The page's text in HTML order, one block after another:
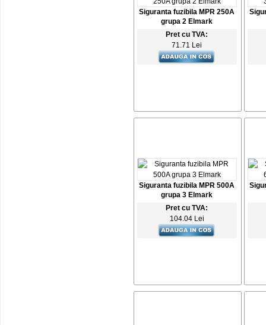
Siguranta fuzibila MPR 250A
grupa 2 Elmark
Pret cu TVA:
71.71 Lei
Siguranta fuzibila MPR 500A
grupa 3 Elmark
Pret cu TVA:
104.04 Lei